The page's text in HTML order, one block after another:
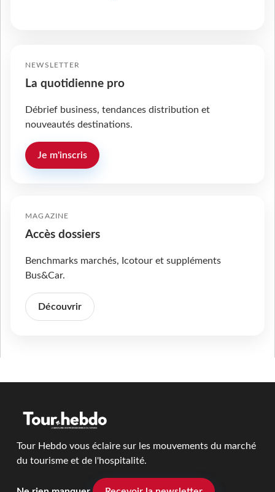
NEWSLETTER
La quotidienne pro
Débrief business, tendances distribution et
nouveautés destinations.
Je m'inscris
MAGAZINE
Accès dossiers
Benchmarks marchés, Icotour et suppléments
Bus&Car.
Découvrir
Tour Hebdo vous éclaire sur les mouvements du marché
du tourisme et de l'hospitalité.